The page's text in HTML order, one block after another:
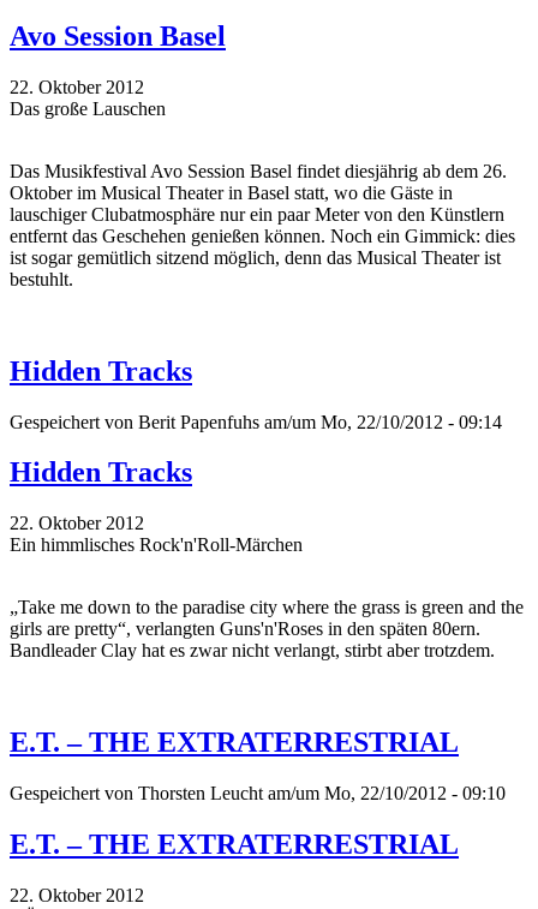
Avo Session Basel
22. Oktober 2012
Das große Lauschen
Das Musikfestival Avo Session Basel findet diesjährig ab dem 26.
Oktober im Musical Theater in Basel statt, wo die Gäste in
lauschiger Clubatmosphäre nur ein paar Meter von den Künstlern
entfernt das Geschehen genießen können. Noch ein Gimmick: dies
ist sogar gemütlich sitzend möglich, denn das Musical Theater ist
bestuhlt.
Hidden Tracks
Gespeichert von Berit Papenfuhs am/um Mo, 22/10/2012 - 09:14
Hidden Tracks
22. Oktober 2012
Ein himmlisches Rock'n'Roll-Märchen
„Take me down to the paradise city where the grass is green and the
girls are pretty“, verlangten Guns'n'Roses in den späten 80ern.
Bandleader Clay hat es zwar nicht verlangt, stirbt aber trotzdem.
E.T. – THE EXTRATERRESTRIAL
Gespeichert von Thorsten Leucht am/um Mo, 22/10/2012 - 09:10
E.T. – THE EXTRATERRESTRIAL
22. Oktober 2012